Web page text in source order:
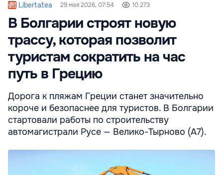
Libertatea 29 мая 2026, 07:54 10 273
В Болгарии строят новую
трассу, которая позволит
туристам сократить на час
путь в Грецию
Дорога к пляжам Греции станет значительно
короче и безопаснее для туристов. В Болгарии
стартовали работы по строительству
автомагистрали Русе — Велико-Тырново (A7).